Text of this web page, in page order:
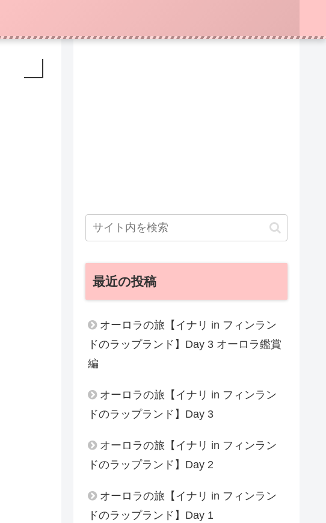
最近の投稿
オーロラの旅【イナリ in フィンラン
ドのラップランド】Day 3 オーロラ鑑賞
編
オーロラの旅【イナリ in フィンラン
ドのラップランド】Day 3
オーロラの旅【イナリ in フィンラン
ドのラップランド】Day 2
オーロラの旅【イナリ in フィンラン
ドのラップランド】Day 1